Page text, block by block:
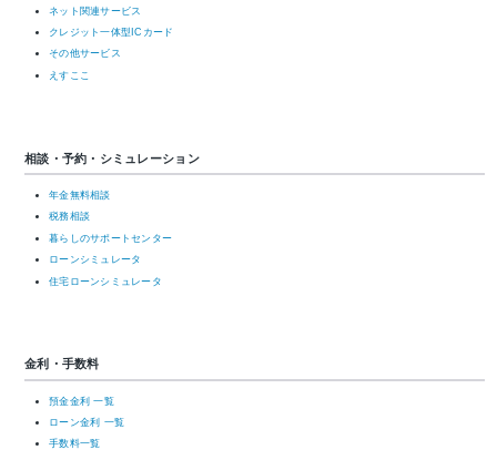
ネット関連サービス
クレジット一体型ICカード
その他サービス
えすここ
相談・予約・シミュレーション
年金無料相談
税務相談
暮らしのサポートセンター
ローンシミュレータ
住宅ローンシミュレータ
金利・手数料
預金金利 一覧
ローン金利 一覧
手数料一覧